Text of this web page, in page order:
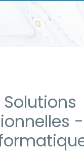
Solutions